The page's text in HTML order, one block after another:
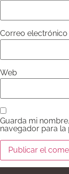
Correo electrónico
Web
Guarda mi
navegador para la